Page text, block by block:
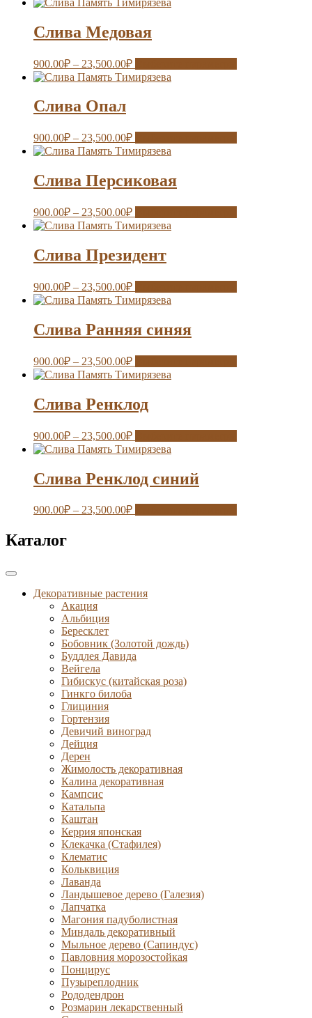
Слива Медовая
900.00₽ – 23,500.00₽
Слива Опал
900.00₽ – 23,500.00₽
Слива Персиковая
900.00₽ – 23,500.00₽
Слива Президент
900.00₽ – 23,500.00₽
Слива Ранняя синяя
900.00₽ – 23,500.00₽
Слива Ренклод
900.00₽ – 23,500.00₽
Слива Ренклод синий
900.00₽ – 23,500.00₽
Каталог
Декоративные растения
Акация
Альбиция
Бересклет
Бобовник (Золотой дождь)
Буддлея Давида
Вейгела
Гибискус (китайская роза)
Гинкго билоба
Глициния
Гортензия
Девичий виноград
Дейция
Дерен
Жимолость декоративная
Калина декоративная
Кампсис
Катальпа
Каштан
Керрия японская
Клекачка (Стафилея)
Клематис
Кольквиция
Лаванда
Ландышевое дерево (Галезия)
Лапчатка
Магония падуболистная
Миндаль декоративный
Мыльное дерево (Сапиндус)
Павловния морозостойкая
Понцирус
Пузыреплодник
Рододендрон
Розмарин лекарственный